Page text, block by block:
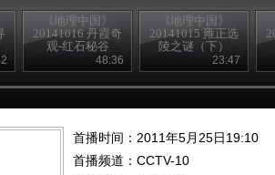
《地理中国》
20141016 丹霞奇
观-红石秘谷
48:36
《地理中国》
20141015 雍正选
陵之谜（下）
23:47
首播时间：2011年5月25日19:10
首播频道： CCTV-10